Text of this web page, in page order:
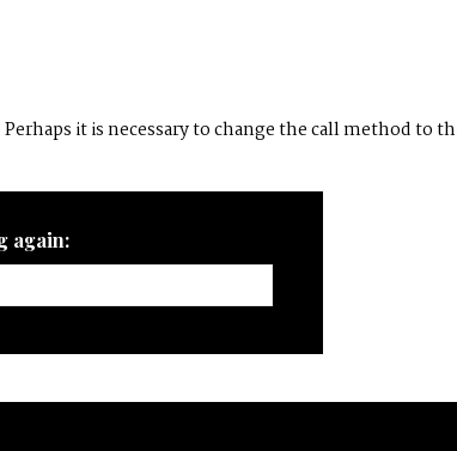
it is necessary to change the call method to
again: